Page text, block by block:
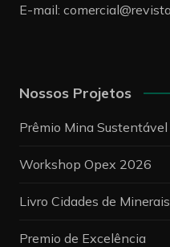
E-mail:
Nossos Projetos
Prêmio Mina
Workshop Opex 2026
Livro Cidades de Minerais
Premio de Excelência